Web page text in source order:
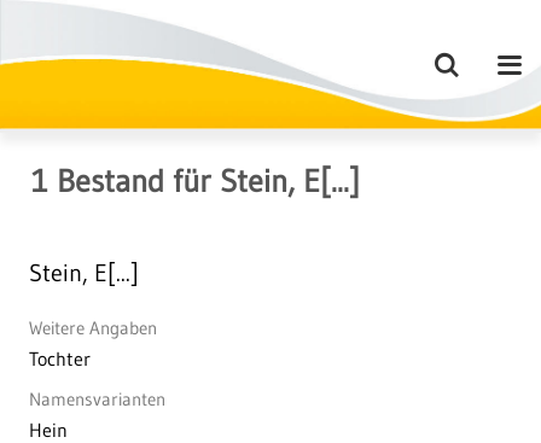
1 Bestand für Stein, E[...]
Stein, E[...]
Weitere Angaben
Tochter
Namensvarianten
Hein